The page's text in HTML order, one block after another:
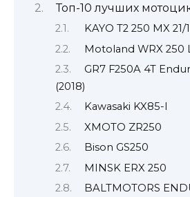
Топ-10 лучших
KAYO T2 250 MX 21/
Motoland WRX 250
GR7 F250A 4T
(2018)
Kawasaki KX85-I
XMOTO ZR250
Bison GS250
MINSK ERX 250
BALTMOTORS